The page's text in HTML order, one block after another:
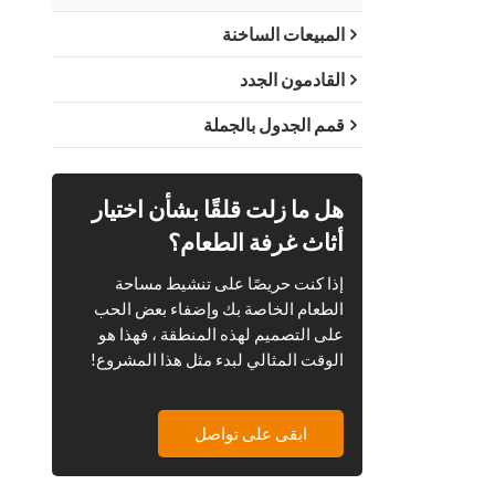
المبيعات الساخنة
القادمون الجدد
قمم الجدول بالجملة
هل ما زلت قلقًا بشأن اختيار
أثاث غرفة الطعام؟
إذا كنت حريصًا على تنشيط مساحة
الطعام الخاصة بك وإضفاء بعض الحب
على التصميم لهذه المنطقة ، فهذا هو
الوقت المثالي لبدء مثل هذا المشروع!
ابقى على تواصل